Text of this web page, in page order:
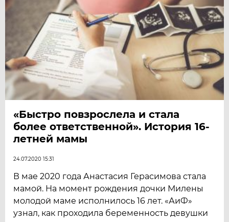
«Быстро повзрослела и стала
более ответственной». История 16-
летней мамы
24.07.2020 15:31
В мае 2020 года Анастасия Герасимова стала
мамой. На момент рождения дочки Милены
молодой маме исполнилось 16 лет. «АиФ»
узнал, как проходила беременность девушки